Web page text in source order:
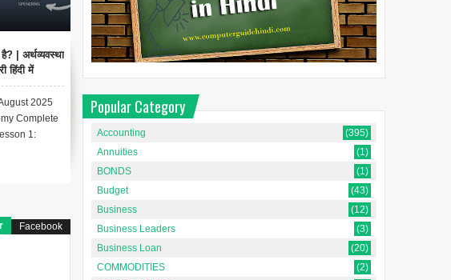
Manual और Computerized
Accounting के बीच अंतर क्या
है?
और Computerized
Accounting के बीच अंतर क्या है? 🔍
परिचय: बदलते समय में अकाउंटिंग कैसे
Producer Surplus क्या है?
समझना [Understanding
Producer Surplus in
Facebook
Popular Category
Accounting
(395)
Annuities
(1)
BONDS
(1)
Budget
(43)
Business
(12)
Business Leaders
(3)
Business Loan
(20)
COMMODITIES
(2)